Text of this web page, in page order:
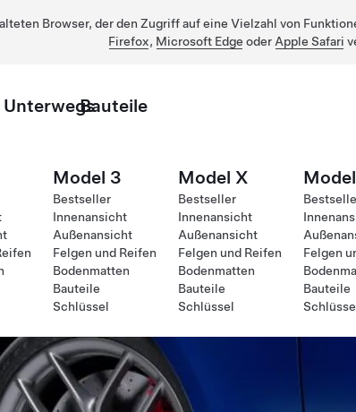
Browser, der den Zugriff auf eine Vielzahl von
Firefox, Microsoft Edge oder Apple Safari
UnterwegsBauteile
Model 3
Bestseller
Innenansicht
Außenansicht
Felgen und Reifen
Bodenmatten
Bauteile
Schlüssel
Model X
Bestseller
Innenansicht
Außenansicht
Felgen und Reifen
Bodenmatten
Bauteile
Schlüssel
Felgen
Bauteile